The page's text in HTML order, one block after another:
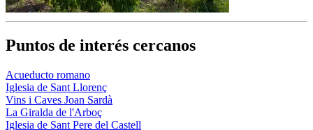
Puntos de interés cercanos
Acueducto romano
Iglesia de Sant Llorenç
Vins i Caves Joan Sardà
La Giralda de l'Arboç
Iglesia de Sant Pere del Castell